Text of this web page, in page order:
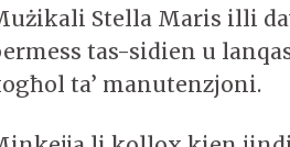
Stella Maris illi
tas-sidien u
ta’ manutenzjoni.